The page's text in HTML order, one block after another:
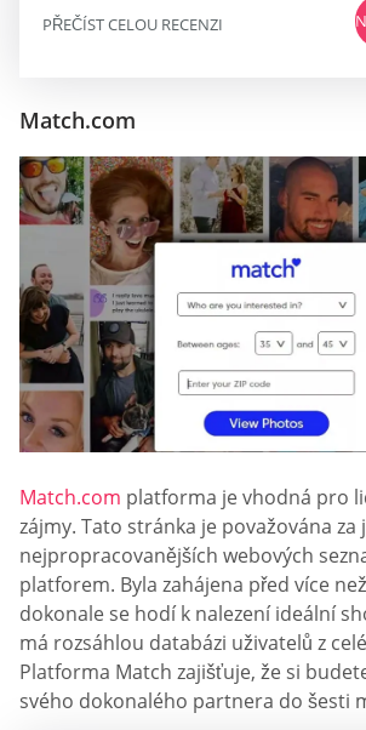
PŘEČÍST CELOU RECENZI
Match.com
Match.com platforma je vhodná pro
zájmy. Tato stránka je považována za
nejpropracovanějších webových
platforem. Byla zahájena před více
dokonale se hodí k nalezení ideální
má rozsáhlou databázi uživatelů z
Platforma Match zajišťuje, že si
svého dokonalého partnera do šesti